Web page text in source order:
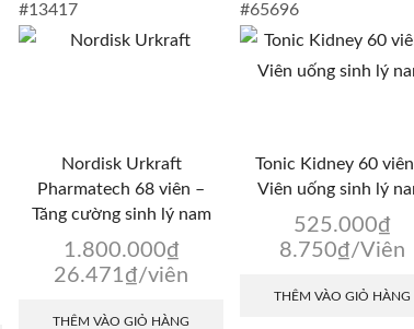
#13417
Nordisk Urkraft
Pharmatech 68 viên –
Tăng cường sinh lý nam
1.800.000₫
26.471₫/viên
THÊM VÀO GIỎ HÀNG
#65696
Tonic Kidney 60
Viên uống sinh lý
525.000₫
8.750₫/Viên
THÊM VÀO GIỎ HÀNG